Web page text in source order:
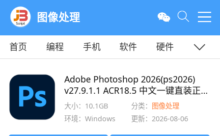
图像处理
首页 编程 手机 软件
硬件
Adobe Photoshop 2026(ps2026)
v27.9.1.1 ACR18.5 中文一键直装正式
版 x64
大小：10.1GB 分类： 图像处理
环境：Windows
更新：2026-08-06